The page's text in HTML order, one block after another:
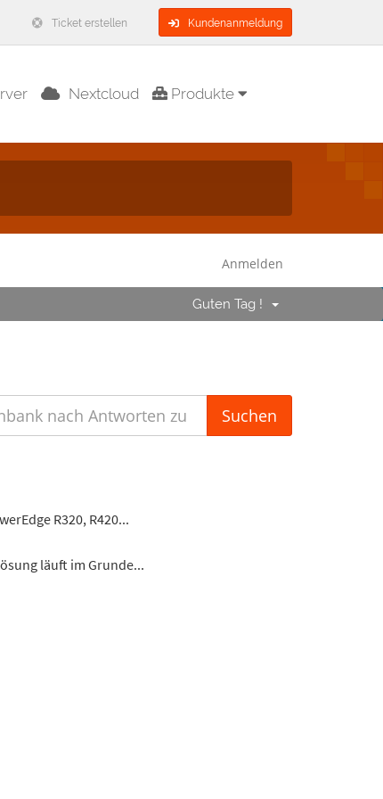
Ticket erstellen Kundenanmeldung
Nextcloud Produkte
Anmelden
Guten Tag !
R320, R420...
läuft im Grunde...